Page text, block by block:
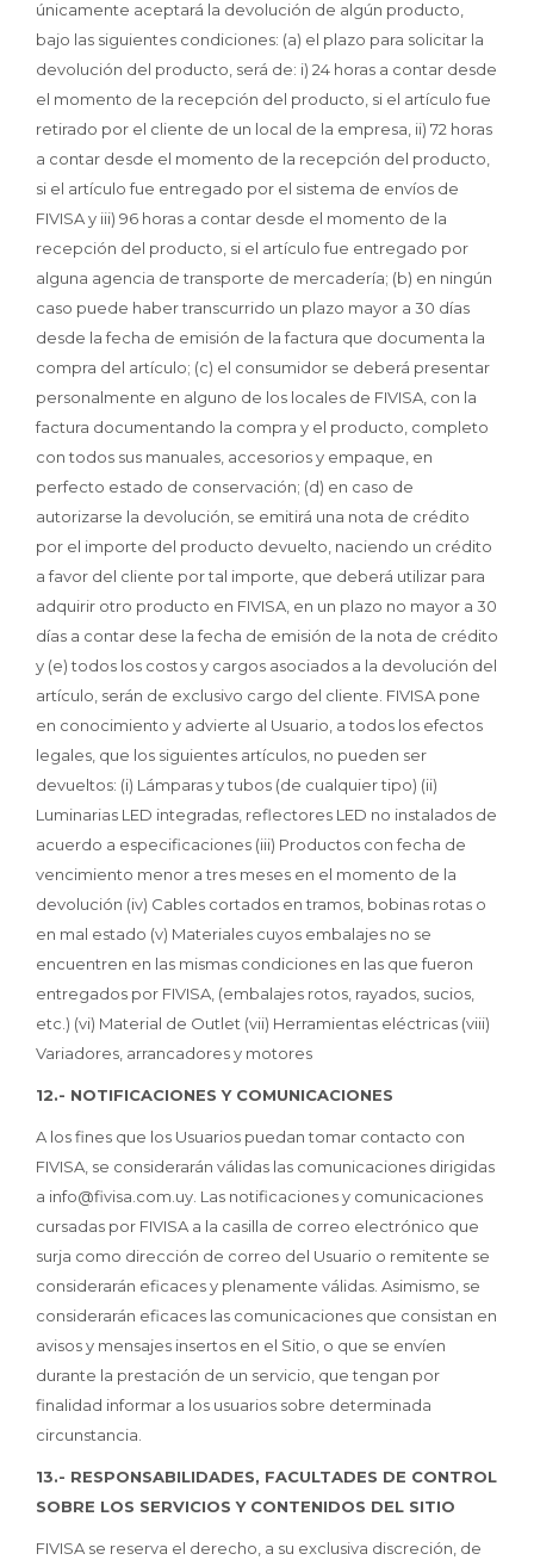
únicamente aceptará la devolución de algún producto,
bajo las siguientes condiciones: (a) el plazo para solicitar la
devolución del producto, será de: i) 24 horas a contar desde
el momento de la recepción del producto, si el artículo fue
retirado por el cliente de un local de la empresa, ii) 72 horas
a contar desde el momento de la recepción del producto,
si el artículo fue entregado por el sistema de envíos de
FIVISA y iii) 96 horas a contar desde el momento de la
recepción del producto, si el artículo fue entregado por
alguna agencia de transporte de mercadería; (b) en ningún
caso puede haber transcurrido un plazo mayor a 30 días
desde la fecha de emisión de la factura que documenta la
compra del artículo; (c) el consumidor se deberá presentar
personalmente en alguno de los locales de FIVISA, con la
factura documentando la compra y el producto, completo
con todos sus manuales, accesorios y empaque, en
perfecto estado de conservación; (d) en caso de
autorizarse la devolución, se emitirá una nota de crédito
por el importe del producto devuelto, naciendo un crédito
a favor del cliente por tal importe, que deberá utilizar para
adquirir otro producto en FIVISA, en un plazo no mayor a 30
días a contar dese la fecha de emisión de la nota de crédito
y (e) todos los costos y cargos asociados a la devolución del
artículo, serán de exclusivo cargo del cliente. FIVISA pone
en conocimiento y advierte al Usuario, a todos los efectos
legales, que los siguientes artículos, no pueden ser
devueltos: (i) Lámparas y tubos (de cualquier tipo) (ii)
Luminarias LED integradas, reflectores LED no instalados de
acuerdo a especificaciones (iii) Productos con fecha de
vencimiento menor a tres meses en el momento de la
devolución (iv) Cables cortados en tramos, bobinas rotas o
en mal estado (v) Materiales cuyos embalajes no se
encuentren en las mismas condiciones en las que fueron
entregados por FIVISA, (embalajes rotos, rayados, sucios,
etc.) (vi) Material de Outlet (vii) Herramientas eléctricas (viii)
Variadores, arrancadores y motores
12.- NOTIFICACIONES Y COMUNICACIONES
A los fines que los Usuarios puedan tomar contacto con
FIVISA, se considerarán válidas las comunicaciones dirigidas
a info@fivisa.com.uy. Las notificaciones y comunicaciones
cursadas por FIVISA a la casilla de correo electrónico que
surja como dirección de correo del Usuario o remitente se
considerarán eficaces y plenamente válidas. Asimismo, se
considerarán eficaces las comunicaciones que consistan en
avisos y mensajes insertos en el Sitio, o que se envíen
durante la prestación de un servicio, que tengan por
finalidad informar a los usuarios sobre determinada
circunstancia.
13.- RESPONSABILIDADES, FACULTADES DE CONTROL
SOBRE LOS SERVICIOS Y CONTENIDOS DEL SITIO
FIVISA se reserva el derecho, a su exclusiva discreción, de